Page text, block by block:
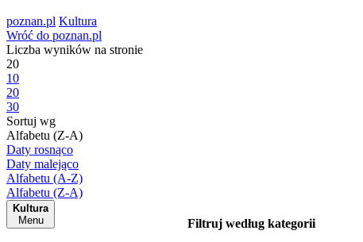
poznan.pl Kultura
Wróć do poznan.pl
Liczba wyników na stronie
20
10
20
30
Sortuj wg
Alfabetu (Z-A)
Daty rosnąco
Daty malejąco
Alfabetu (A-Z)
Alfabetu (Z-A)
Kultura
Menu
Filtruj według kategorii